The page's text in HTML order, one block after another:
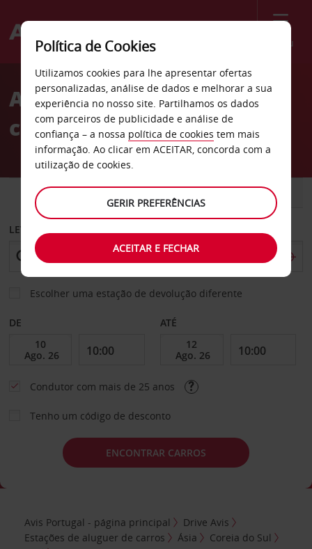
Menu
Welcome
AvisAluguer de
carros Estação de Ksan
CARRO COMERCIAIS
LEVANTAR EM
Escolher uma estação de devolução diferente
DE ATÉ
Condutor com mais de 25 anos
Tenho um código de desconto
ENCONTRAR CARROS
Avis Portugal - página principal
Drive Avis
Estações de aluguer de carros
Ásia
Coreia do Sul
Política de Cookies
Utilizamos cookies para lhe apresentar ofertas
personalizadas, análise de dados e melhorar a sua
experiência no nosso site. Partilhamos os dados
com parceiros de publicidade e análise de
confiança – a nossa política de cookies tem mais
informação. Ao clicar em ACEITAR, concorda com a
utilização de cookies.
GERIR PREFERÊNCIAS
ACEITAR E FECHAR